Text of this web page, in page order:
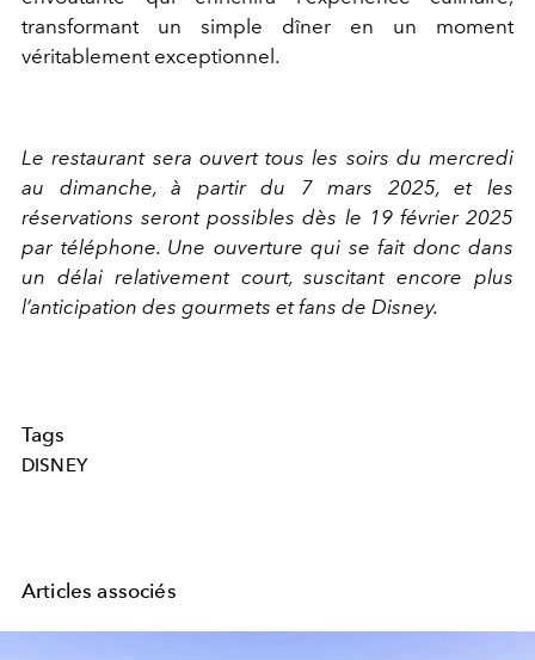
transformant un simple dîner en un moment
véritablement exceptionnel.
Le restaurant sera ouvert tous les soirs du mercredi
au dimanche, à partir du 7 mars 2025, et les
réservations seront possibles dès le 19 février 2025
par téléphone. Une ouverture qui se fait donc dans
un délai relativement court, suscitant encore plus
l’anticipation des gourmets et fans de Disney.
Tags
DISNEY
Articles associés